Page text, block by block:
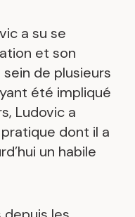
a su se
et son
de plusieurs
été impliqué
Ludovic a
dont il a
un habile